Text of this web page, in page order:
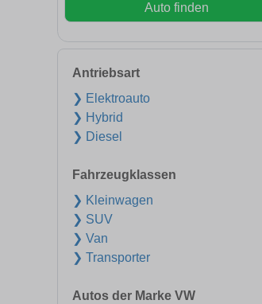
Auto finden
Antriebsart
❯ Elektroauto
❯ Hybrid
❯ Diesel
Fahrzeugklassen
❯ Kleinwagen
❯ SUV
❯ Van
❯ Transporter
Autos der Marke VW